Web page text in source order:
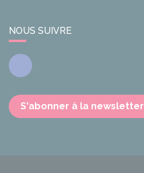
NOUS SUIVRE
Facebook
S'abonner à la newsletter